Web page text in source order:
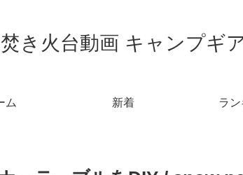
焚き火台動画 キャンプギ
ム 新着 ラ